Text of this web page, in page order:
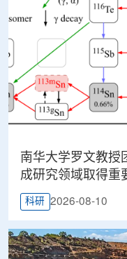
南华大学罗文教授
成研究领域取得重
科研 2026-08-10